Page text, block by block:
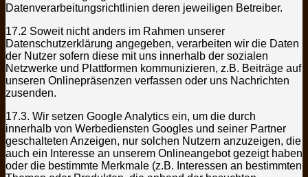
Datenverarbeitungsrichtlinien deren jeweiligen Betreiber.
17.2 Soweit nicht anders im Rahmen unserer
Datenschutzerklärung angegeben, verarbeiten wir die Daten
der Nutzer sofern diese mit uns innerhalb der sozialen
Netzwerke und Plattformen kommunizieren, z.B. Beiträge auf
unseren Onlinepräsenzen verfassen oder uns Nachrichten
zusenden.
17.3. Wir setzen Google Analytics ein, um die durch
innerhalb von Werbediensten Googles und seiner Partner
geschalteten Anzeigen, nur solchen Nutzern anzuzeigen, die
auch ein Interesse an unserem Onlineangebot gezeigt haben
oder die bestimmte Merkmale (z.B. Interessen an bestimmten